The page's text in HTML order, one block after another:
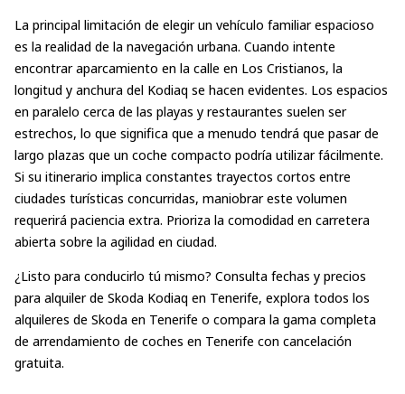
La principal limitación de elegir un vehículo familiar espacioso
es la realidad de la navegación urbana. Cuando intente
encontrar aparcamiento en la calle en Los Cristianos, la
longitud y anchura del Kodiaq se hacen evidentes. Los espacios
en paralelo cerca de las playas y restaurantes suelen ser
estrechos, lo que significa que a menudo tendrá que pasar de
largo plazas que un coche compacto podría utilizar fácilmente.
Si su itinerario implica constantes trayectos cortos entre
ciudades turísticas concurridas, maniobrar este volumen
requerirá paciencia extra. Prioriza la comodidad en carretera
abierta sobre la agilidad en ciudad.
¿Listo para conducirlo tú mismo? Consulta fechas y precios
para alquiler de Skoda Kodiaq en Tenerife, explora todos los
alquileres de Skoda en Tenerife o compara la gama completa
de arrendamiento de coches en Tenerife con cancelación
gratuita.